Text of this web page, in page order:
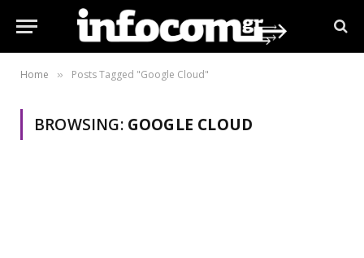
Home » Posts Tagged "Google Cloud"
BROWSING: GOOGLE CLOUD